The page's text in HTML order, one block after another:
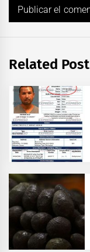
Related Post